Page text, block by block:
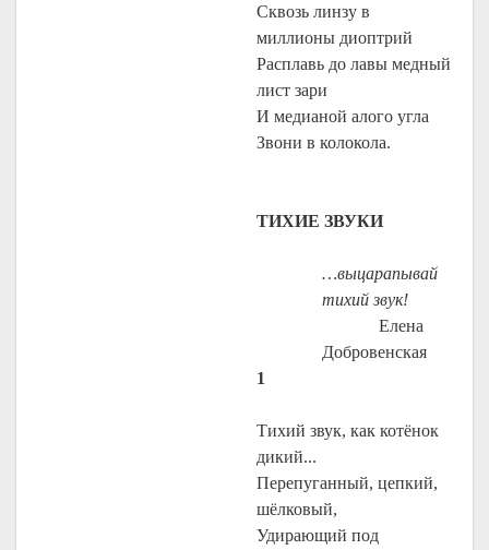
Сквозь линзу в
миллионы диоптрий
Расплавь до лавы медный
лист зари
И медианой алого угла
Звони в колокола.
ТИХИЕ ЗВУКИ
…выцарапывай
тихий звук!
Елена
Добровенская
1
Тихий звук, как котёнок
дикий...
Перепуганный, цепкий,
шёлковый,
Удирающий под